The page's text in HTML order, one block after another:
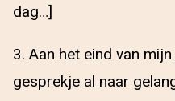
dag…]
3. Aan het eind van
gesprekje al naar